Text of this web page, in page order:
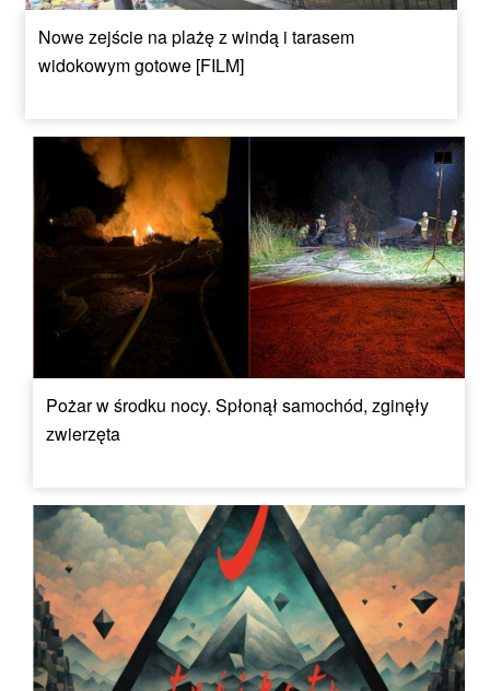
Nowe zejście na plażę z windą i tarasem
widokowym gotowe [FILM]
Pożar w środku nocy. Spłonął samochód, zginęły
zwierzęta